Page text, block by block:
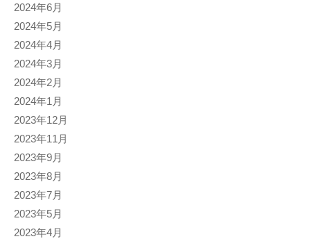
2024年6月
2024年5月
2024年4月
2024年3月
2024年2月
2024年1月
2023年12月
2023年11月
2023年9月
2023年8月
2023年7月
2023年5月
2023年4月